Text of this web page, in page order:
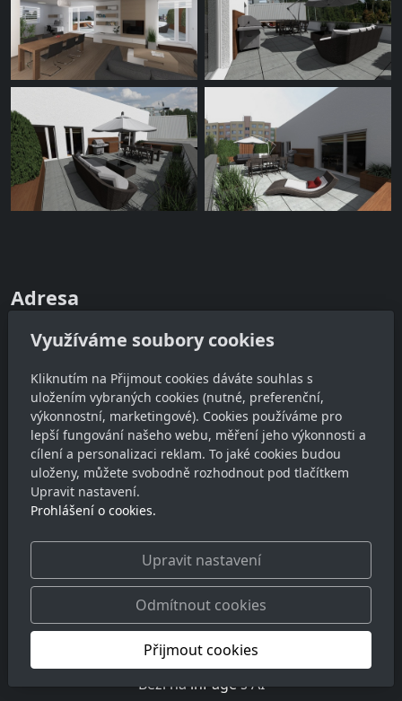
Adresa
Ateliér JinýRozměr
Dobrovodská 634/76, 370 06 České Budějovice
IČ: 88196542
DIČ: CZ8511140671
Kontakt
lukas@jinyrozmer.cz
+420 728 828594
Sledujte nás
© 2026Ateliér JinýRozměr
Běží nainPages AI
Využíváme soubory cookies
Kliknutím na Přijmout cookies dáváte souhlas s
uložením vybraných cookies (nutné, preferenční,
výkonnostní, marketingové). Cookies používáme pro
lepší fungování našeho webu, měření jeho výkonnosti a
cílení a personalizaci reklam. To jaké cookies budou
uloženy, můžete svobodně rozhodnout pod tlačítkem
Upravit nastavení.
Prohlášení o cookies.
Upravit nastavení
Odmítnout cookies
Přijmout cookies